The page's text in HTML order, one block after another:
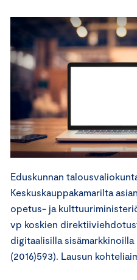
Eduskunnan
Keskuskauppakamarilta
opetus- ja
vp koskien
digitaalisilla
(2016)593). Lausun